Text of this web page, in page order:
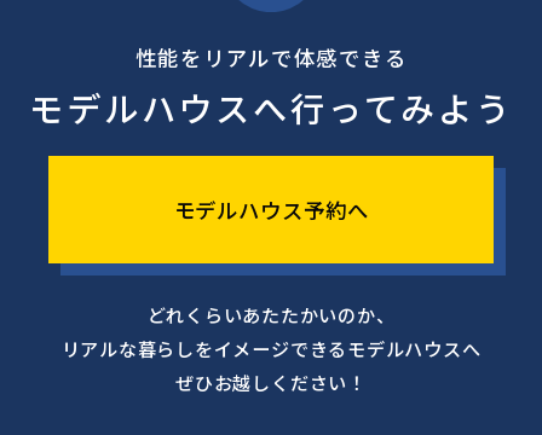
性能をリアルで体感できる
モデルハウスへ行ってみよう
モデルハウス予約へ
どれくらいあたたかいのか、
リアルな暮らしをイメージできるモデルハウスへ
ぜひお越しください！